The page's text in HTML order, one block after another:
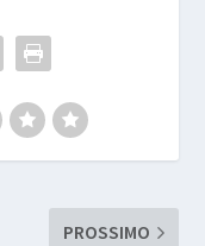
PROSSIMO